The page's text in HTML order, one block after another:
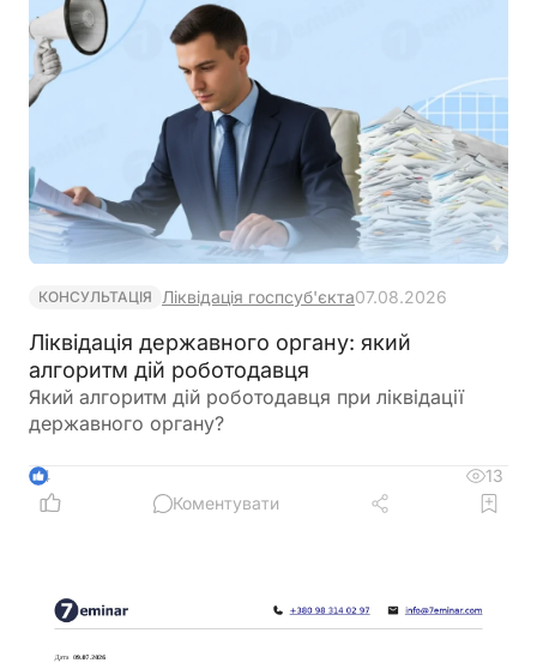
КОНСУЛЬТАЦІЯ Ліквідація госпсуб'єкта07.08.2026
Ліквідація державного органу: який
алгоритм дій роботодавця
Який алгоритм дій роботодавця при ліквідації
державного органу?
4
13
Коментувати